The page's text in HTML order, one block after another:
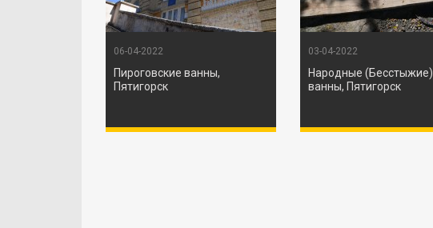
06-04-2022
Пироговские ванны,
Пятигорск
03-04-2022
Народные (Бесстыжие)
ванны, Пятигорск